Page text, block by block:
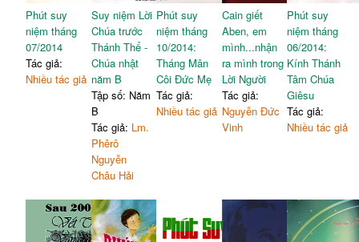
Phút suy
niệm tháng
07/2014
Tác giả:
Nhiều tác giả
Suy niệm Lời
Chúa trước
Thánh Thể -
Chúa nhật
năm B
Tập số: Năm
B
Tác giả: Lm.
Phêrô
Nguyễn
Châu Hải
Phút suy
niệm tháng
10/2014:
Tháng Mân
Côi Đức Mẹ
Tác giả:
Nhiều tác giả
Cain giết
Aben, em
mình...nhận
ra mình trong
Lời Người
Tác giả:
Nguyễn Đức
Vinh
Phút suy
niệm tháng
06/2014:
Kính Thánh
Tâm Chúa
Giêsu
Tác giả:
Nhiều tác giả